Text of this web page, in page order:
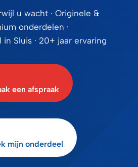
u wacht · Originele &
onderdelen ·
Sluis · 20+ jaar ervaring
een afspraak
mijn onderdeel